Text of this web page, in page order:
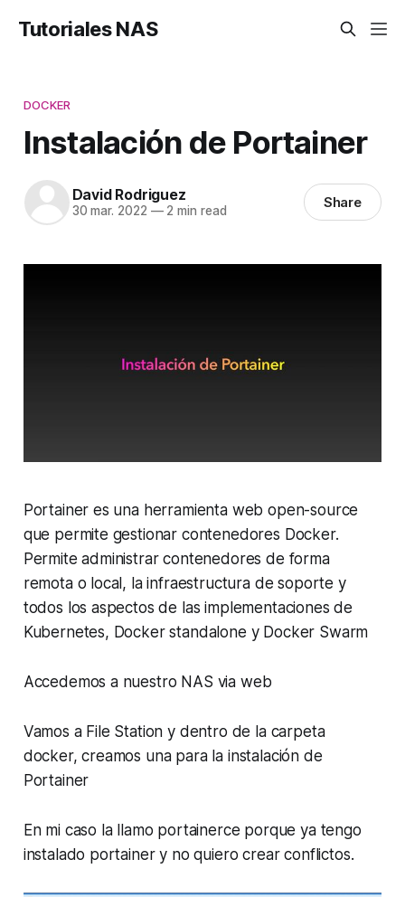
Tutoriales NAS
DOCKER
Instalación de Portainer
David Rodriguez
30 mar. 2022 —2 min read Share
Portainer es una herramienta web open-source
que permite gestionar contenedores Docker.​
Permite administrar contenedores de forma
remota o local, la infraestructura de soporte y
todos los aspectos de las implementaciones de
Kubernetes, Docker standalone y Docker Swarm
Accedemos a nuestro NAS via web
Vamos a File Station y dentro de la carpeta
docker, creamos una para la instalación de
Portainer
En mi caso la llamo portainerce porque ya tengo
instalado portainer y no quiero crear conflictos.